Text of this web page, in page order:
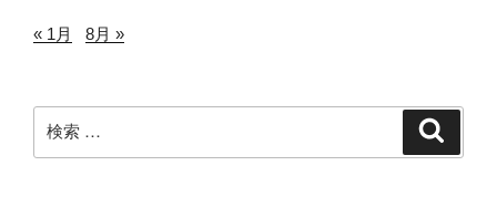
« 1月 8月 »
索: